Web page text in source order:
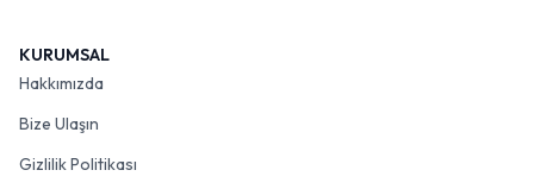
KURUMSAL
Hakkımızda
Bize Ulaşın
Gizlilik Politikası